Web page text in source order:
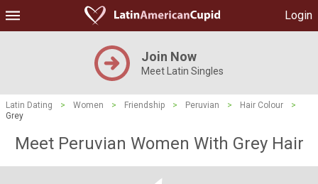
Login
Join Now
Meet Latin Singles
Latin Dating > Women > Friendship > Peruvian > Hair Colour
>
Grey
Meet Peruvian Women With Grey Hair